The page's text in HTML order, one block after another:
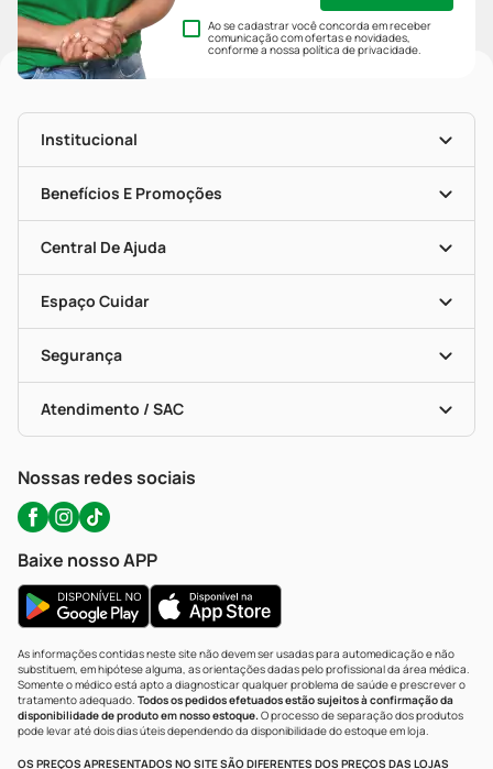
Ao se cadastrar você concorda em receber
comunicação com ofertas e novidades,
conforme a nossapolítica de privacidade.
Institucional
História
Nossas Lojas
Mapa De Categorias
Blog Da PP
Seja Uma Loja Parceira
Benefícios E Promoções
Clube PP
Convênios
Programa Popular Do Brasil
Encarte De Ofertas
Dermaclub
Descontos De Laboratório (PBM)
Cupons E Ofertas
Central De Ajuda
Entrega
Recompra Programada
Compras Com Receita
Alomed (tele-Entrega)
Formas De Pagamento
Troca E Devolução
Bulas De A A Z
Políticas De Marketplace
Espaço Cuidar
Vacinas
Serviços Farmacêuticos
Testes Rápidos
Autoteste Covid-19
Segurança
Certificado De Segurança
Portal Da Privacidade
Atendimento / SAC
WhatsApp (47) 9202-1687
Nossas redes sociais
Baixe nosso APP
As informações contidas neste site não devem ser usadas para automedicação e não
substituem, em hipótese alguma, as orientações dadas pelo profissional da área médica.
Somente o médico está apto a diagnosticar qualquer problema de saúde e prescrever o
tratamento adequado. Todos os pedidos efetuados estão sujeitos à confirmação da
disponibilidade de produto em nosso estoque.O processo de separação dos produtos
pode levar até dois dias úteis dependendo da disponibilidade do estoque em loja.
OS PREÇOS APRESENTADOS NO SITE SÃO DIFERENTES DOS PREÇOS DAS LOJAS